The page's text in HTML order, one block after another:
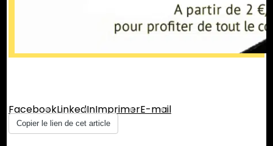
FacebookLinkedInImprimerE-mail
Copier le lien de cet article